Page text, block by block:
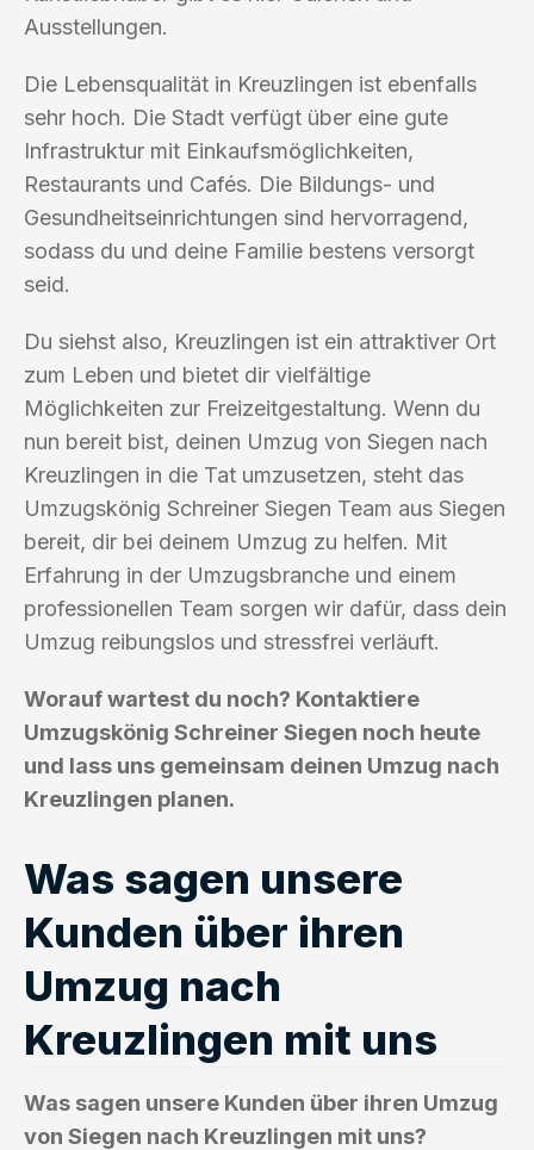
Ausstellungen.
Die Lebensqualität in Kreuzlingen ist ebenfalls
sehr hoch. Die Stadt verfügt über eine gute
Infrastruktur mit Einkaufsmöglichkeiten,
Restaurants und Cafés. Die Bildungs- und
Gesundheitseinrichtungen sind hervorragend,
sodass du und deine Familie bestens versorgt
seid.
Du siehst also, Kreuzlingen ist ein attraktiver Ort
zum Leben und bietet dir vielfältige
Möglichkeiten zur Freizeitgestaltung. Wenn du
nun bereit bist, deinen Umzug von Siegen nach
Kreuzlingen in die Tat umzusetzen, steht das
Umzugskönig Schreiner Siegen Team aus Siegen
bereit, dir bei deinem Umzug zu helfen. Mit
Erfahrung in der Umzugsbranche und einem
professionellen Team sorgen wir dafür, dass dein
Umzug reibungslos und stressfrei verläuft.
Worauf wartest du noch? Kontaktiere
Umzugskönig Schreiner Siegen noch heute
und lass uns gemeinsam deinen Umzug nach
Kreuzlingen planen.
Was sagen unsere
Kunden über ihren
Umzug nach
Kreuzlingen mit uns
Was sagen unsere Kunden über ihren Umzug
von Siegen nach Kreuzlingen mit uns?